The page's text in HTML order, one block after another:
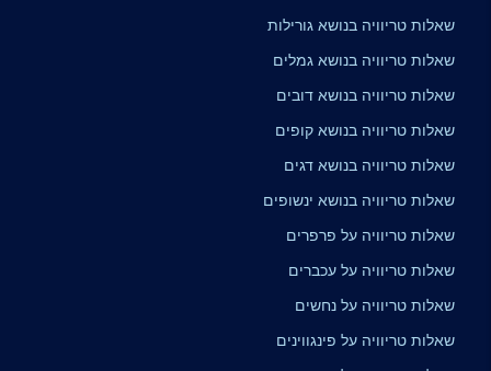
שאלות טריוויה בנושא גורילות
שאלות טריוויה בנושא גמלים
שאלות טריוויה בנושא דובים
שאלות טריוויה בנושא קופים
שאלות טריוויה בנושא דגים
שאלות טריוויה בנושא ינשופים
שאלות טריוויה על פרפרים
שאלות טריוויה על עכברים
שאלות טריוויה על נחשים
שאלות טריוויה על פינגווינים